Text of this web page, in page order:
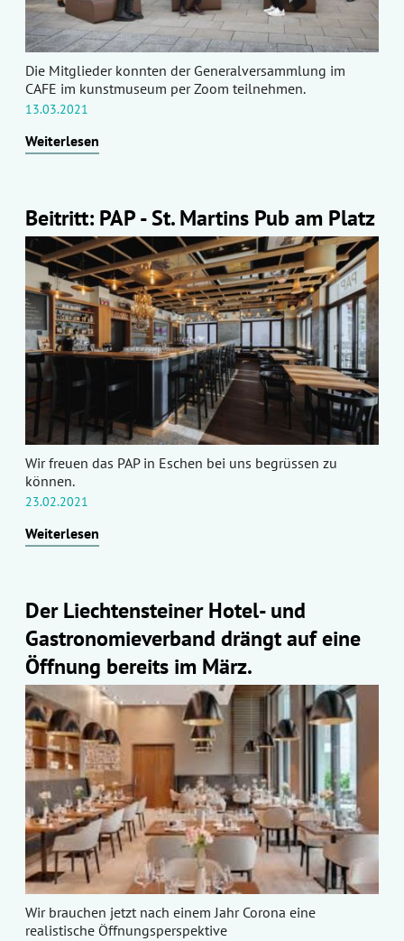
Die Mitglieder konnten der Generalversammlung im
CAFE im kunstmuseum per Zoom teilnehmen.
13.03.2021
Weiterlesen
Beitritt: PAP - St. Martins Pub am Platz
Wir freuen das PAP in Eschen bei uns begrüssen zu
können.
23.02.2021
Weiterlesen
Der Liechtensteiner Hotel- und
Gastronomieverband drängt auf eine
Öffnung bereits im März.
Wir brauchen jetzt nach einem Jahr Corona eine
realistische Öffnungsperspektive